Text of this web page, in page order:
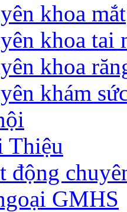
khoa mắt
khoa tai
khoa
khám
Thiệu
động
GMHS